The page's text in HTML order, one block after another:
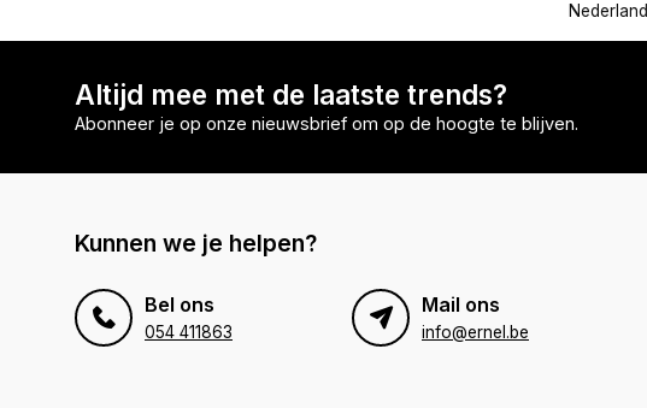
Nederland
Altijd mee met de laatste trends?
Abonneer je op onze nieuwsbrief om op de hoogte te blijven.
Kunnen we je helpen?
Bel ons
054 411863
Mail ons
info@ernel.be